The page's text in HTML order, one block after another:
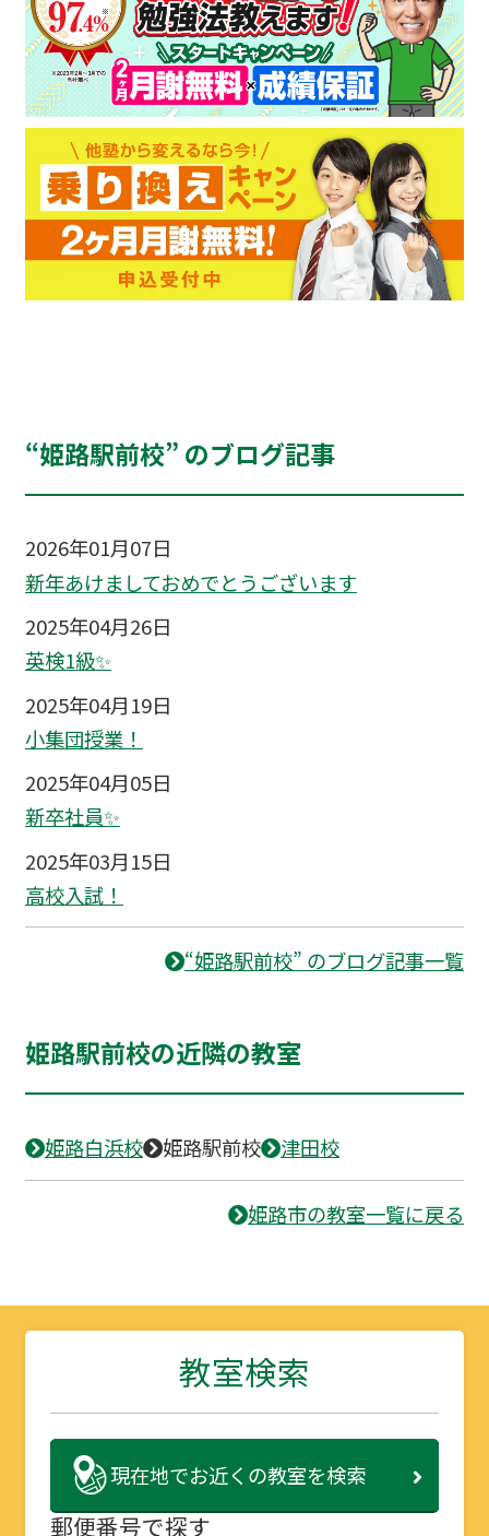
“姫路駅前校” のブログ記事
2026年01月07日
新年あけましておめでとうございます
2025年04月26日
英検1級✨
2025年04月19日
小集団授業！
2025年04月05日
新卒社員✨
2025年03月15日
高校入試！
“姫路駅前校” のブログ記事一覧
姫路駅前校の近隣の教室
姫路白浜校 姫路駅前校 津田校
姫路市の教室一覧に戻る
教室検索
現在地でお近くの教室を検索
郵便番号で探す